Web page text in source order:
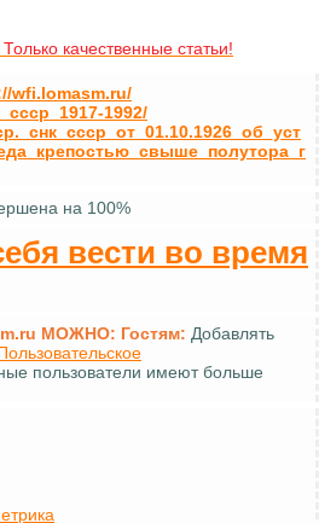
качественные статьи!
wfi.lomasm.ru/
1992/
на 100%
вести во время
МОЖНО: Гостям: Добавлять
пользователи имеют больше